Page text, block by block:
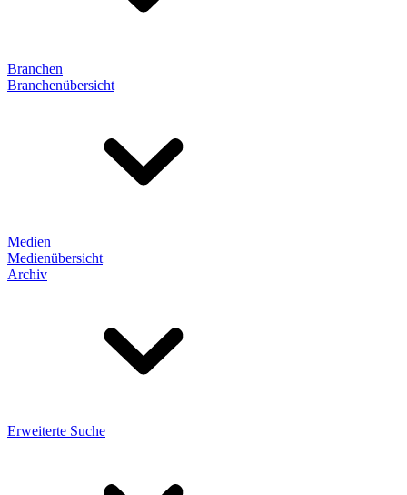
Branchen
Branchenübersicht
Medien
Medienübersicht
Archiv
Erweiterte Suche